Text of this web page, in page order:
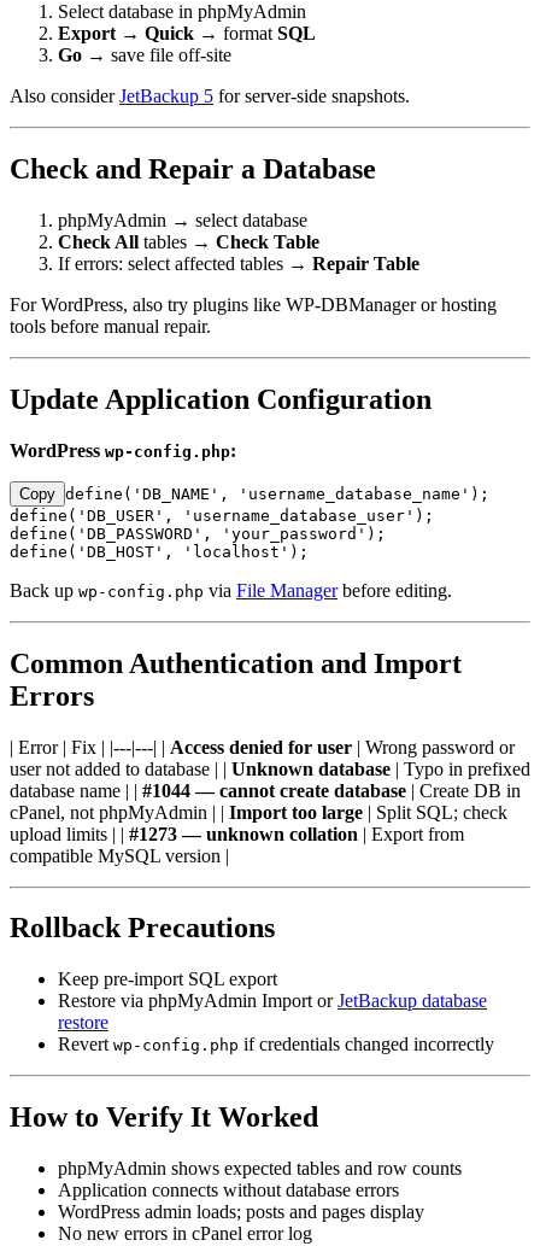
Select database in phpMyAdmin
Export → Quick → format SQL
Go → save file off-site
Also considerJetBackup 5 for server-side snapshots.
Check and Repair a Database
phpMyAdmin → select database
Check All tables → Check Table
If errors: select affected tables → Repair Table
For WordPress, also try plugins like WP-DBManager or hosting
tools before manual repair.
Update Application Configuration
WordPress wp-config.php:
Copy define('DB_NAME', 'username_database_name');
define('DB_USER', 'username_database_user');
define('DB_PASSWORD', 'your_password');
define('DB_HOST', 'localhost');
Back up wp-config.php via File Managerbefore editing.
Common Authentication and Import
Errors
| Error | Fix | |---|---| | Access denied for user | Wrong password or
user not added to database | | Unknown database | Typo in prefixed
database name | | #1044 — cannot create database | Create DB in
cPanel, not phpMyAdmin | | Import too large | Split SQL; check
upload limits | | #1273 — unknown collation | Export from
compatible MySQL version |
Rollback Precautions
Keep pre-import SQL export
Restore via phpMyAdmin Import orJetBackup database
restore
Revert wp-config.php if credentials changed incorrectly
How to Verify It Worked
phpMyAdmin shows expected tables and row counts
Application connects without database errors
WordPress admin loads; posts and pages display
No new errors in cPanel error log